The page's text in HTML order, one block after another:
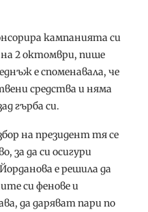
кампанията си
2 октомври, пише
е споменавала, че
средства и няма
гърба си.
на президент тя се
за да си осигури
е решила да
си фенове и
да даряват пари по